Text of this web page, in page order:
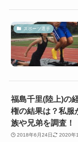
スポーツ選手
福島千里(陸上)の
権の結果は？私服
族や兄弟を調査！
2018年6月24日 2020年